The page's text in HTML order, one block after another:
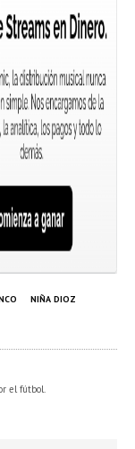
NIÑA DIOZ
el fútbol.